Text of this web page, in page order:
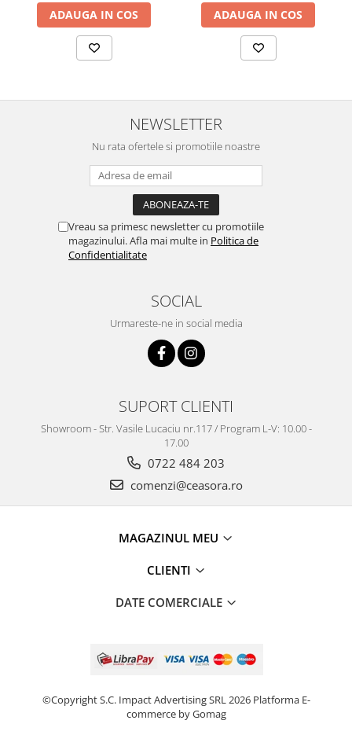
ADAUGA IN COS ADAUGA IN COS
NEWSLETTER
Nu rata ofertele si promotiile noastre
Vreau sa primesc newsletter cu promotiile
magazinului. Afla mai multe in Politica de
Confidentialitate
SOCIAL
Urmareste-ne in social media
SUPORT CLIENTI
Showroom - Str. Vasile Lucaciu nr.117 / Program L-V: 10.00 -
17.00
0722 484 203
comenzi@ceasora.ro
MAGAZINUL MEU
CLIENTI
DATE COMERCIALE
©Copyright S.C. Impact Advertising SRL 2026 Platforma E-
commerce by Gomag